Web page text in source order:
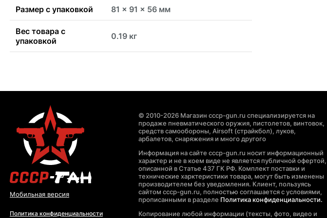
Размер с упаковкой 81 x 91 x 56 мм
Вес товара с
упаковкой
0.19 кг
Мобильная версия
Политика конфиденциальности
© 2010-2026 Магазин cccp-gun.ru специализируется на
продаже пневматического оружия, пистолетов, винтовок,
средств самообороны, Airsoft (страйкбол), луков,
арбалетов, снаряжения и много другого
Информация на сайте cccp-gun.ru носит информационный
характер и не в коем виде не является публичной офертой,
описанной в Статье 437 ГК РФ. Комплект поставки и
технические харктеристики товара, могут быть изменены
производителем без уведомления. Клиент, пользуясь
сайтом cccp-gun.ru, полностью соглашается с условиями,
прописанными в разделе Политика конфиденциальности.
Копирование любой информации (тексты, фото, видео и